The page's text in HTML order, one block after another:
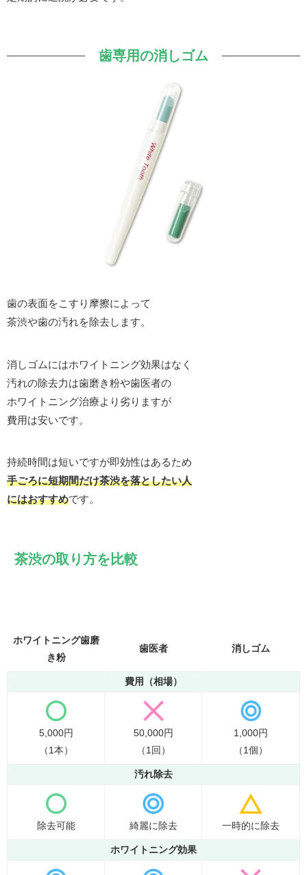
歯専用の消しゴム
歯の表面をこすり摩擦によって
茶渋や歯の汚れを除去します。
消しゴムにはホワイトニング効果はなく
汚れの除去力は歯磨き粉や歯医者の
ホワイトニング治療より劣りますが
費用は安いです。
持続時間は短いですが即効性はあるため
手ごろに短期間だけ茶渋を落としたい人
にはおすすめです。
茶渋の取り方を比較
ホワイトニング歯磨
き粉
歯医者 消しゴム
費用（相場）
5,000円
（1本）
50,000円
（1回）
1,000円
（1個）
汚れ除去
除去可能 綺麗に除去 一時的に除去
ホワイトニング効果